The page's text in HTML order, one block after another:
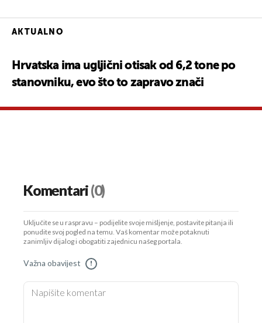
AKTUALNO
Hrvatska ima ugljični otisak od 6,2 tone po
stanovniku, evo što to zapravo znači
Komentari(0)
Uključite se u raspravu – podijelite svoje mišljenje, postavite pitanja ili
ponudite svoj pogled na temu. Vaš komentar može potaknuti
zanimljiv dijalog i obogatiti zajednicu našeg portala.
Važna obavijest !